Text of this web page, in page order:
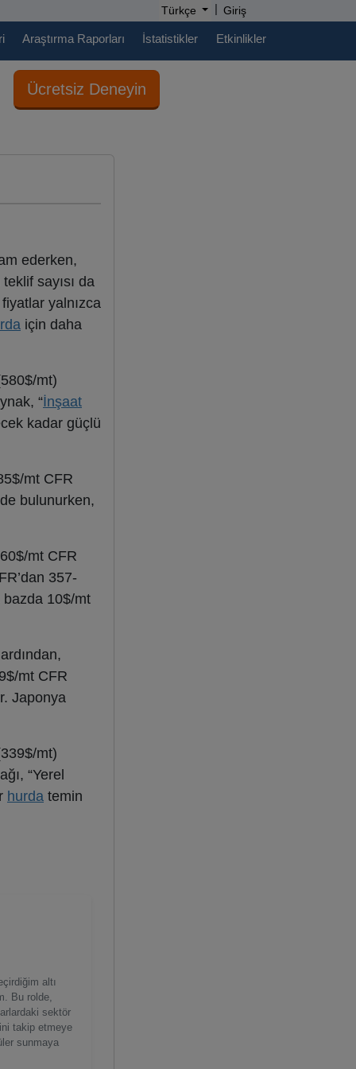
Türkçe | Giriş
Araştırma Raporları İstatistikler Etkinlikler
Ücretsiz Deneyin
ederken,
sayısı da
fiyatlar yalnızca
için daha
mt)
“İnşaat
kadar güçlü
mt CFR
bulunurken,
mt CFR
357-
bazda 10$/mt
mt CFR
Japonya
mt)
“Yerel
hurda temin
altı
Bu rolde,
sektör
takip etmeye
sunmaya